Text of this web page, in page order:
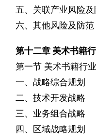
五、关联产业风险
六、其他风险及防范
第十二章 美术书籍
第一节 美术书籍行
一、战略综合规划
二、技术开发战略
三、业务组合战略
四、区域战略规划